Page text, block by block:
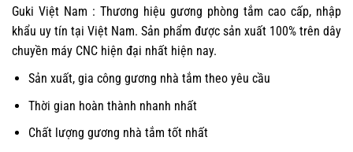
Guki Việt Nam : Thương hiệu gương phòng tắm cao cấp, nhập
khẩu uy tín tại Việt Nam. Sản phẩm được sản xuất 100% trên dây
chuyền máy CNC hiện đại nhất hiện nay.
Sản xuất, gia công gương nhà tắm theo yêu cầu
Thời gian hoàn thành nhanh nhất
Chất lượng gương nhà tắm tốt nhất